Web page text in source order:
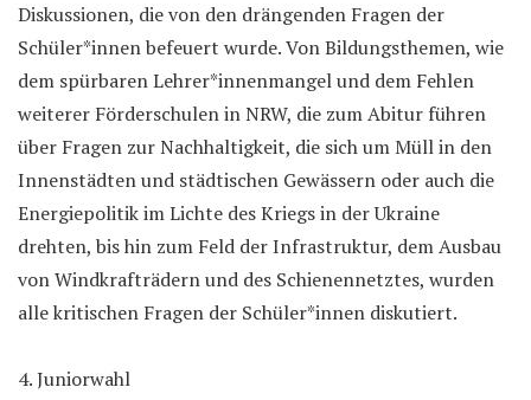
Diskussionen, die von den drängenden Fragen der
Schüler*innen befeuert wurde. Von Bildungsthemen, wie
dem spürbaren Lehrer*innenmangel und dem Fehlen
weiterer Förderschulen in NRW, die zum Abitur führen
über Fragen zur Nachhaltigkeit, die sich um Müll in den
Innenstädten und städtischen Gewässern oder auch die
Energiepolitik im Lichte des Kriegs in der Ukraine
drehten, bis hin zum Feld der Infrastruktur, dem Ausbau
von Windkrafträdern und des Schienennetztes, wurden
alle kritischen Fragen der Schüler*innen diskutiert.
4. Juniorwahl